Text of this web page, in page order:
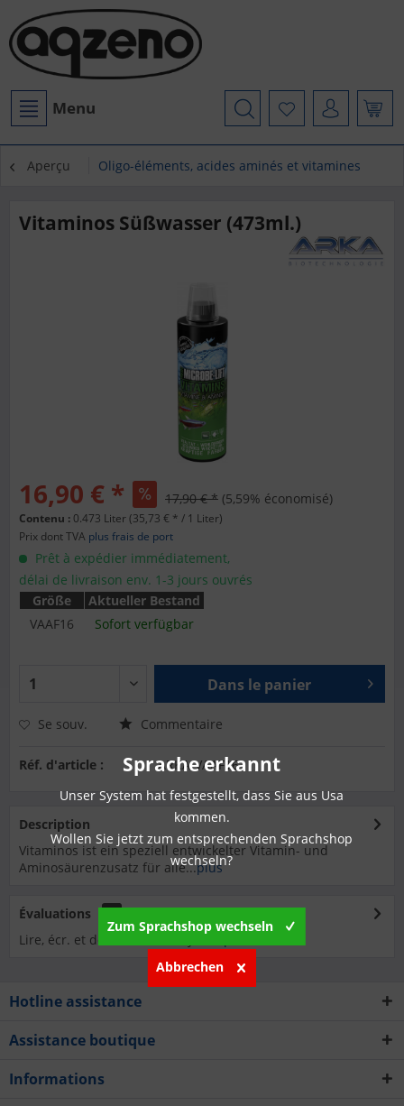
Menu
Aperçu Oligo-éléments, acides aminés et vitamines
Vitaminos Süßwasser (473ml.)
16,90 € * 17,90 € * (5,59% économisé)
Contenu : 0.473 Liter (35,73 € * / 1 Liter)
Prix dont TVA plus frais de port
Prêt à expédier immédiatement,
délai de livraison env. 1-3 jours ouvrés
Größe
Aktueller Bestand
VAAF16
Sofort verfügbar
Dans le panier
Se souv. Commentaire
Réf. d'article : ARKA-VAAF16
Description
Vitaminos ist ein speziell entwickelter Vitamin- und
Aminosäurenzusatz für alle...plus
Évaluations
0
Lire, écr. et débatt. des analyses…
Hotline assistance
Assistance boutique
Informations
Sprache erkannt
Unser System hat festgestellt, dass Sie aus Usa
kommen.
Wollen Sie jetzt zum entsprechenden Sprachshop
wechseln?
Zum Sprachshop wechseln
Abbrechen